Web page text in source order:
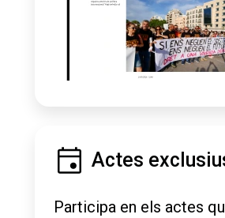
Actes
Participa en els actes